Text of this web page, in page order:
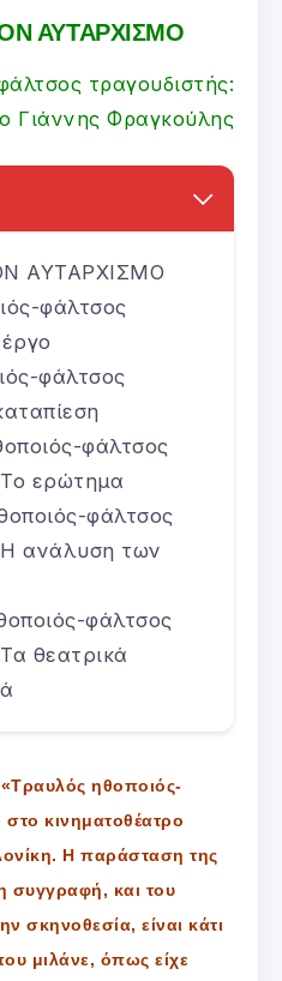
ΑΥΤΑΡΧΙΣΜΟ
τραγουδιστής:
Γιάννης Φραγκούλης
ΑΥΤΑΡΧΙΣΜΟ
φάλτσος
φάλτσος
φάλτσος
ερώτημα
φάλτσος
Η ανάλυση των
φάλτσος
θεατρικά
ηθοποιός-
κινηματοθέατρο
Η παράσταση της
συγγραφή, και του
σκηνοθεσία, είναι κάτι
μιλάνε, όπως είχε